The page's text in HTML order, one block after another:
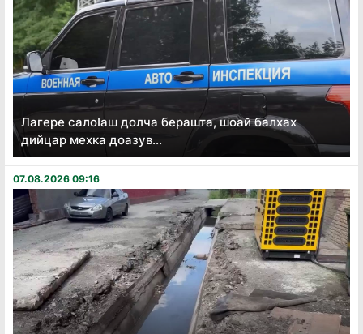
Лагере салоӏаш долча берашта, шоай балхах
дийцар мехка доазув...
07.08.2026 09:16